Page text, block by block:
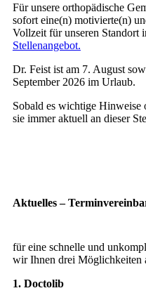
Für unsere orthopädische
sofort eine(n) motivierte(n)
Vollzeit für unseren Standort
Stellenangebot.
Dr. Feist ist am 7. August
September 2026 im Urlaub.
Sobald es wichtige
sie immer aktuell an dieser
Aktuelles –
für eine schnelle und
wir Ihnen drei Möglichkeiten
1. Doctolib